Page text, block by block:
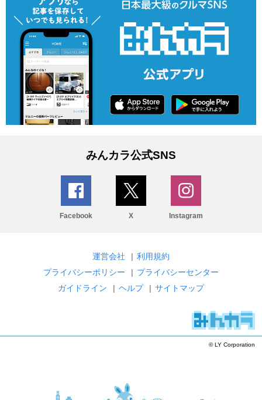
みんカラ公式SNS
Facebook X Instagram
運営会社 | 利用規約
プライバシーポリシー
| プライバシーセンター
ガイドライン
| ヘルプ | サイトマップ
© LY Corporation